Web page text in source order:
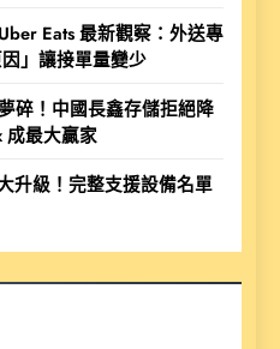
Eats 最新觀察：外送專
」讓接單量變少
碎！中國長鑫存儲拒絕降
成最大贏家
升級！完整支援設備名單